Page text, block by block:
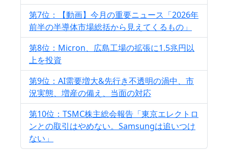
第7位：【動画】今月の重要ニュース「2026年
前半の半導体市場総括から見えてくるもの」
第8位：Micron、広島工場の拡張に1.5兆円以
上を投資
第9位：AI需要増大&先行き不透明の渦中、市
況実態、増産の備え、当面の対応
第10位：TSMC株主総会報告「東京エレクトロ
ンとの取引はやめない。Samsungは追いつけ
ない」